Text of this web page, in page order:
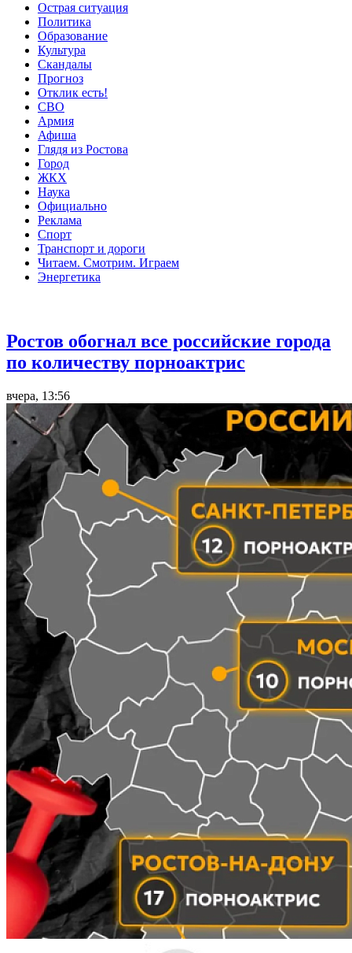
Острая ситуация
Политика
Образование
Культура
Скандалы
Прогноз
Отклик есть!
СВО
Армия
Афиша
Глядя из Ростова
Город
ЖКХ
Наука
Официально
Реклама
Спорт
Транспорт и дороги
Читаем. Смотрим. Играем
Энергетика
Ростов обогнал все российские города
по количеству порноактрис
вчера, 13:56